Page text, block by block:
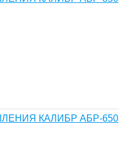
КАЛИБР АБР-650